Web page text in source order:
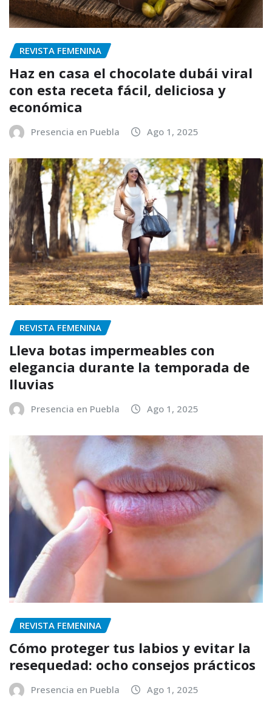
REVISTA FEMENINA
Haz en casa el chocolate dubái viral
con esta receta fácil, deliciosa y
económica
Presencia en Puebla Ago 1, 2025
REVISTA FEMENINA
Lleva botas impermeables con
elegancia durante la temporada de
lluvias
Presencia en Puebla Ago 1, 2025
REVISTA FEMENINA
Cómo proteger tus labios y evitar la
resequedad: ocho consejos prácticos
Presencia en Puebla Ago 1, 2025